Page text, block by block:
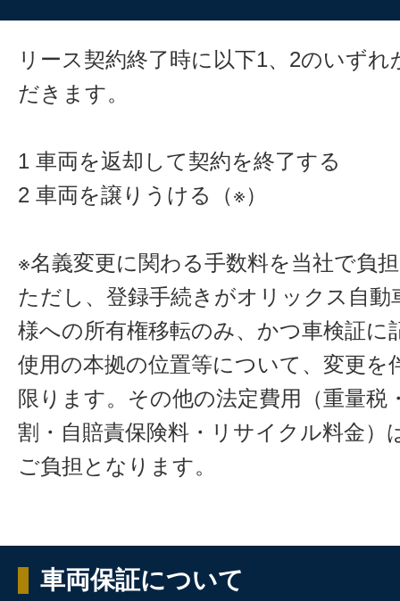
リース契約終了時に以下1、2のいず
だきます。
1 車両を返却して契約を終了する
2 車両を譲りうける（※）
※名義変更に関わる手数料を当社で負
ただし、登録手続きがオリックス自動
様への所有権移転のみ、かつ車検証に
使用の本拠の位置等について、変更を
限ります。その他の法定費用（重量税
割・自賠責保険料・リサイクル料金）
ご負担となります。
車両保証について